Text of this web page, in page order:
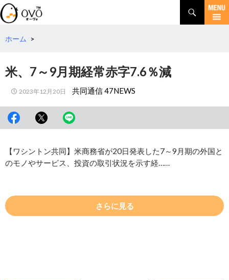
検
索
コ
テ
へ
ホーム >
米、7～9月期経常赤字7.6％減
2023年12月20日 共同通信 47NEWS
【ワシントン共同】米商務省が20日発表した7～9月期の外国と
のモノやサービス、投資の取引状況を示す経……
さらに見る